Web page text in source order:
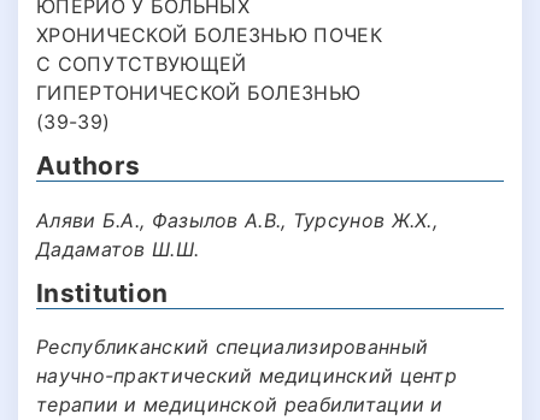
ЮПЕРИО У БОЛЬНЫХ
ХРОНИЧЕСКОЙ БОЛЕЗНЬЮ ПОЧЕК
С СОПУТСТВУЮЩЕЙ
ГИПЕРТОНИЧЕСКОЙ БОЛЕЗНЬЮ
(39-39)
Authors
Аляви Б.А., Фазылов А.В., Турсунов Ж.Х.,
Дадаматов Ш.Ш.
Institution
Республиканский специализированный
научно-практический медицинский центр
терапии и медицинской реабилитации и